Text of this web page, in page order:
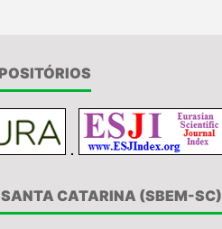
SANTA CATARINA (SBEM-SC)